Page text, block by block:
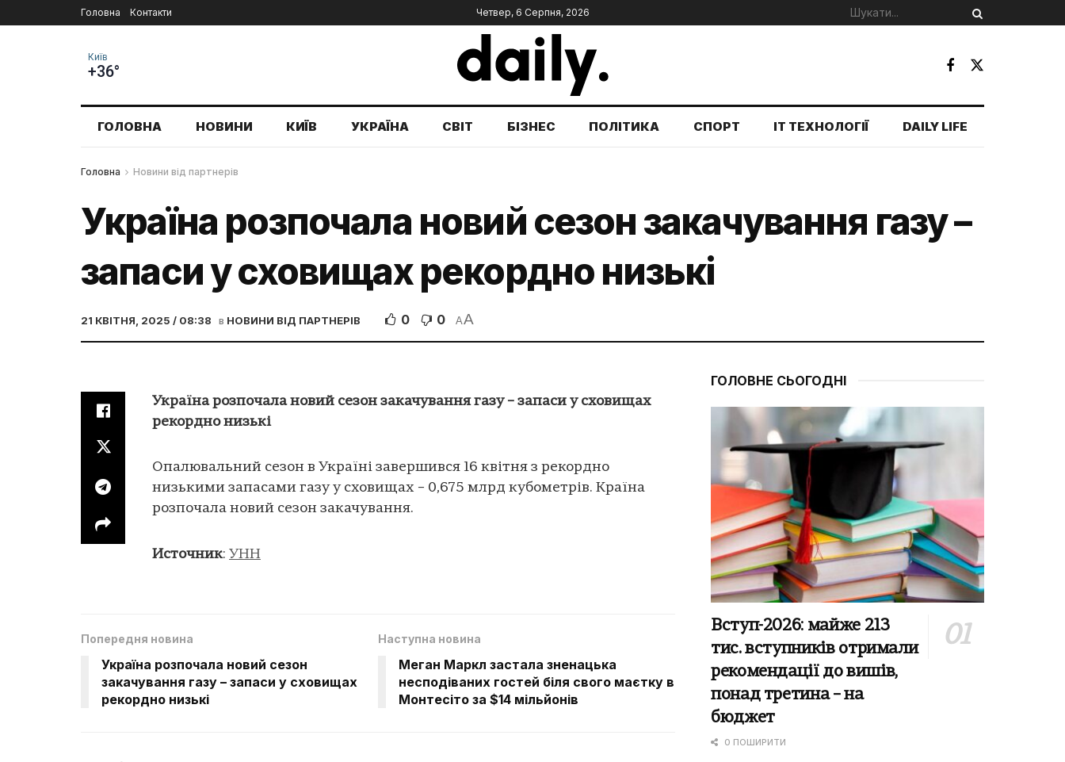
Головна Контакти Четвер, 6 Серпня, 2026
Київ
+36°
ГОЛОВНА НОВИНИ КИЇВ УКРАЇНА СВІТ БІЗНЕС ПОЛІТИКА СПОРТ IT ТЕХНОЛОГІЇ DAILY LIFE
Головна Новини від партнерів
Україна розпочала новий сезон закачування газу –
запаси у сховищах рекордно низькі
21 КВІТНЯ, 2025 / 08:38 в НОВИНИ ВІД ПАРТНЕРІВ 0 0 AA
Україна розпочала новий сезон закачування газу – запаси у сховищах
рекордно низькі
Опалювальний сезон в Україні завершився 16 квітня з рекордно
низькими запасами газу у сховищах – 0,675 млрд кубометрів. Країна
розпочала новий сезон закачування.
Источник: УНН
Попередня новина
Україна розпочала новий сезон
закачування газу – запаси у сховищах
рекордно низькі
Наступна новина
Меган Маркл застала зненацька
несподіваних гостей біля свого маєтку в
Монтесіто за $14 мільйонів
ГОЛОВНЕ СЬОГОДНІ
Вступ-2026: майже 213
тис. вступників отримали
рекомендації до вишів,
понад третина – на
бюджет
0 ПОШИРИТИ